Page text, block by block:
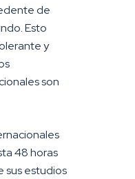
de
Esto
y
son
48 horas
sus estudios